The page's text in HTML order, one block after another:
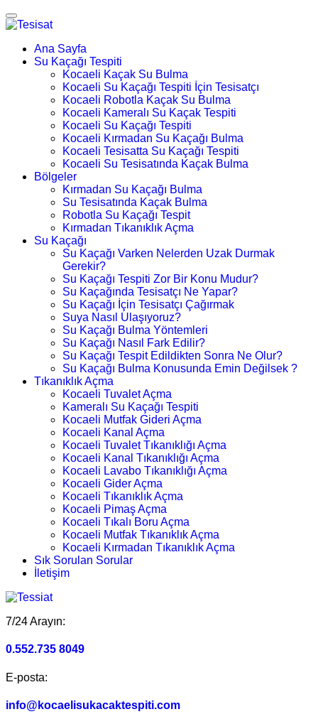
Ana Sayfa
Su Kaçağı Tespiti
Kocaeli Kaçak Su Bulma
Kocaeli Su Kaçağı Tespiti İçin Tesisatçı
Kocaeli Robotla Kaçak Su Bulma
Kocaeli Kameralı Su Kaçak Tespiti
Kocaeli Su Kaçağı Tespiti
Kocaeli Kırmadan Su Kaçağı Bulma
Kocaeli Tesisatta Su Kaçağı Tespiti
Kocaeli Su Tesisatında Kaçak Bulma
Bölgeler
Kırmadan Su Kaçağı Bulma
Su Tesisatında Kaçak Bulma
Robotla Su Kaçağı Tespit
Kırmadan Tıkanıklık Açma
Su Kaçağı
Su Kaçağı Varken Nelerden Uzak Durmak
Gerekir?
Su Kaçağı Tespiti Zor Bir Konu Mudur?
Su Kaçağında Tesisatçı Ne Yapar?
Su Kaçağı İçin Tesisatçı Çağırmak
Suya Nasıl Ulaşıyoruz?
Su Kaçağı Bulma Yöntemleri
Su Kaçağı Nasıl Fark Edilir?
Su Kaçağı Tespit Edildikten Sonra Ne Olur?
Su Kaçağı Bulma Konusunda Emin Değilsek ?
Tıkanıklık Açma
Kocaeli Tuvalet Açma
Kameralı Su Kaçağı Tespiti
Kocaeli Mutfak Gideri Açma
Kocaeli Kanal Açma
Kocaeli Tuvalet Tıkanıklığı Açma
Kocaeli Kanal Tıkanıklığı Açma
Kocaeli Lavabo Tıkanıklığı Açma
Kocaeli Gider Açma
Kocaeli Tıkanıklık Açma
Kocaeli Pimaş Açma
Kocaeli Tıkalı Boru Açma
Kocaeli Mutfak Tıkanıklık Açma
Kocaeli Kırmadan Tıkanıklık Açma
Sık Sorulan Sorular
İletişim
7/24 Arayın:
0.552.735 8049
E-posta:
info@kocaelisukacaktespiti.com